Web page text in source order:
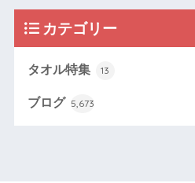
カテゴリー
タオル特集 13
ブログ 5,673